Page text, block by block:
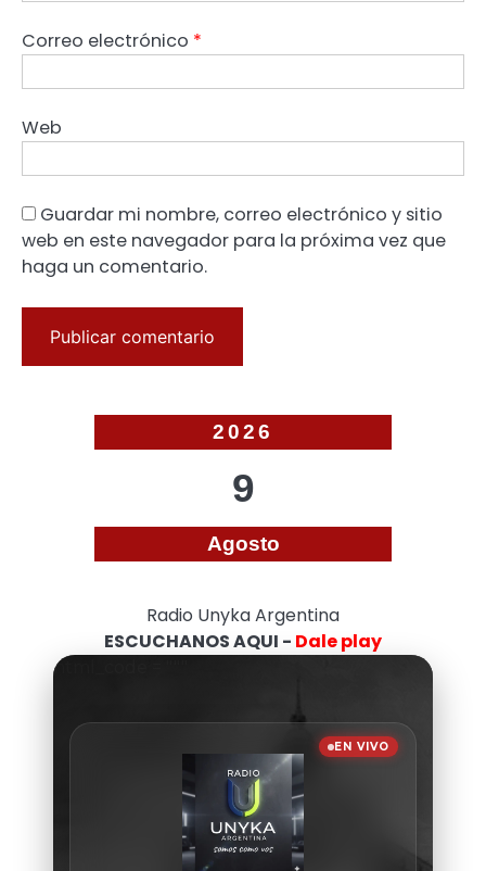
Correo electrónico *
Web
Guardar mi nombre, correo electrónico y sitio
web en este navegador para la próxima vez que
haga un comentario.
2026
9
Agosto
Radio Unyka Argentina
ESCUCHANOS AQUI - Dale play